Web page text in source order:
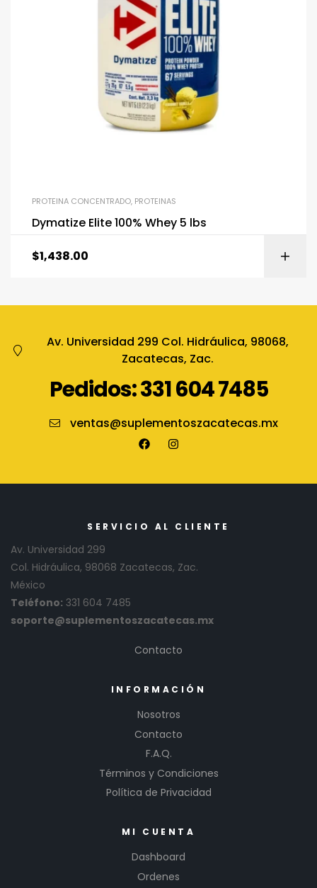
PROTEINA CONCENTRADO, PROTEINAS
Dymatize Elite 100% Whey 5 lbs
$1,438.00
Av. Universidad 299 Col. Hidráulica, 98068,
Zacatecas, Zac.
Pedidos: 331 604 7485
ventas@suplementoszacatecas.mx
SERVICIO AL CLIENTE
Av. Universidad 299
Col. Hidráulica, 98068 Zacatecas, Zac.
México
Teléfono: 331 604 7485
soporte@suplementoszacatecas.mx
Contacto
INFORMACIÓN
Nosotros
Contacto
F.A.Q.
Términos y Condiciones
Política de Privacidad
MI CUENTA
Dashboard
Ordenes